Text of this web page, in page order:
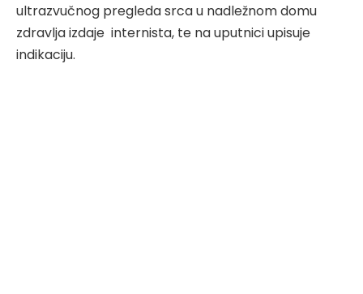
ultrazvučnog pregleda srca u nadležnom domu
zdravlja izdaje internista, te na uputnici upisuje
indikaciju.